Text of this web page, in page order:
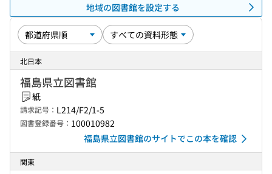
地域の図書館を設定する
北日本
福島県立図書館
紙
請求記号： L214/F2/1-5
図書登録番号： 100010982
福島県立図書館のサイトでこの本を確認
関東